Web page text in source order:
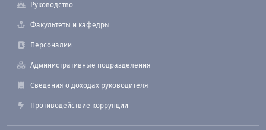
Руководство
Факультеты и кафедры
Персоналии
Административные подразделения
Сведения о доходах руководителя
Противодействие коррупции